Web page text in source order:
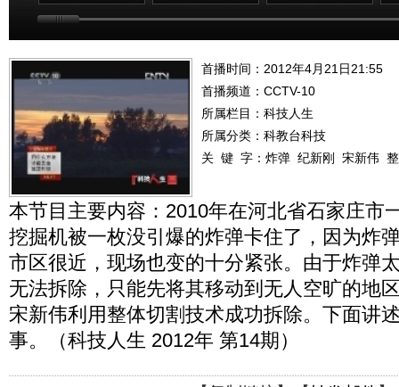
首播时间：2012年4月21日21:55
首播频道： CCTV-10
所属栏目： 科技人生
所属分类：科教台科技
关 键 字： 炸弹 纪新刚 宋新伟
本节目主要内容：2010年在河北省石家庄市
挖掘机被一枚没引爆的炸弹卡住了，因为炸
市区很近，现场也变的十分紧张。由于炸弹
无法拆除，只能先将其移动到无人空旷的地
宋新伟利用整体切割技术成功拆除。下面讲
事。（科技人生 2012年 第14期）